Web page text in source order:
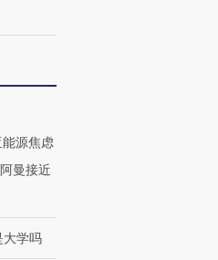
源焦虑
曼接近
大学吗